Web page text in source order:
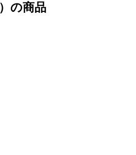
の商品